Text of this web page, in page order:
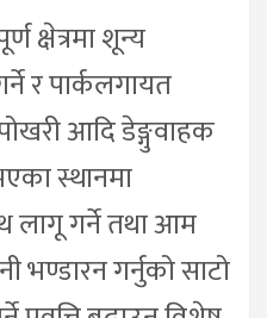
क्षेत्रमा शून्य
र पार्कलगायत
पोखरी आदि डेङ्गुवाहक
स्थानमा
लागू गर्ने तथा आम
भण्डारन गर्नुको साटो